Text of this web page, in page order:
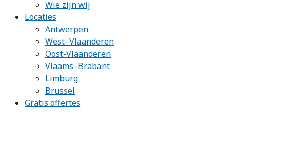
Wie zijn wij
Locaties
Antwerpen
West–Vlaanderen
Oost-Vlaanderen
Vlaams–Brabant
Limburg
Brussel
Gratis offertes